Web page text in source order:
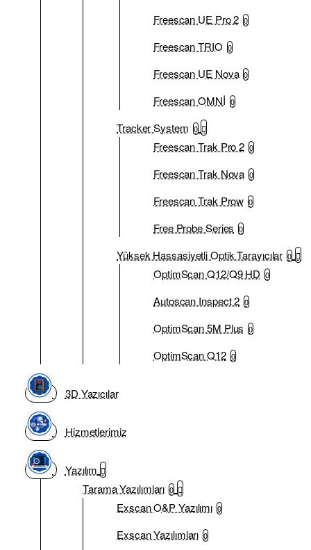
Freescan UE Pro 2 0
Freescan TRIO 0
Freescan UE Nova 0
Freescan OMNİ 0
Tracker System 0
Freescan Trak Pro 2 0
Freescan Trak Nova 0
Freescan Trak Prow 0
Free Probe Series 0
Yüksek Hassasiyetli Optik Tarayıcılar 0
OptimScan Q12/Q9 HD 0
Autoscan Inspect 2 0
OptimScan 5M Plus 0
OptimScan Q12 0
3D Yazıcılar
Hizmetlerimiz
Yazılım
Tarama Yazılımları 0
Exscan O&P Yazılımı 0
Exscan Yazılımları 0